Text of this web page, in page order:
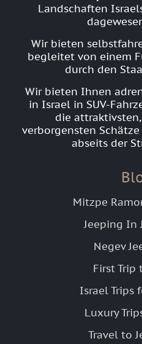
Landschaften
Wir bieten
begleitet von einem
durch den
Wir bieten Ihnen
in Israel in SUV-
die
verborgensten
abseits der
Mitzpe
Jeeping In
Negev
First Trip
Israel Trips
Luxury
Travel to